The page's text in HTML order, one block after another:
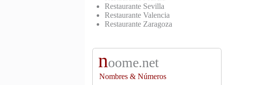
Restaurante Sevilla
Restaurante Valencia
Restaurante Zaragoza
noome.net
Nombres & Números